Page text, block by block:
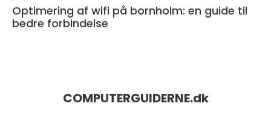
Optimering af wifi på bornholm: en guide til
bedre forbindelse
COMPUTERGUIDERNE.dk